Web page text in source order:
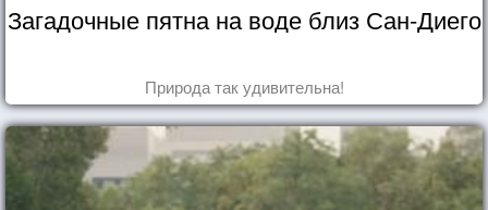
Загадочные пятна на воде близ Сан-Диего
Природа так удивительна!